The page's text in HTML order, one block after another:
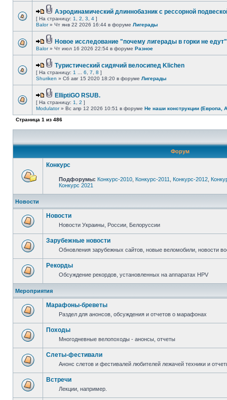
Аэродинамический длиннобазник с рессорной
[ На страницу: 1 2 3 4 ]
Balor» Чт янв 22 2026 16:44 в форуме Лигерады
Новое исследование "почему лигерады в горки не
Balor» Чт июл 16 2026 22:54 в форуме Разное
Туристический сидячий велосипед Klichen
[ На страницу: 1 6 7 8 ]
Shuriken » Сб авг 15 2020 18:20 в форуме Лигерады
ElliptiGO RSUB.
[ На страницу: 1 2 ]
Modulator» Вс апр 12 2026 10:51 в форуме Не наши конструкции (Европа,
Страница 1 из 486
Форум
Конкурс
Подфорумы: Конкурс-2010 Конкурс-2011 Конкурс-2012
Конкурс 2021
Новости
Новости
Новости Украины, России, Белоруссии
Зарубежные новости
Обновления зарубежных сайтов, новые веломобили, новости
Рекорды
Обсуждение рекордов, установленных на аппаратах HPV
Мероприятия
Марафоны-бреветы
Раздел для анонсов, обсуждения и отчетов о марафонах
Походы
Многодневные велопоходы - анонсы, отчеты
Слеты-фестивали
Анонс слетов и фестивалей любителей лежачей техники и
Встречи
Лекции, например.